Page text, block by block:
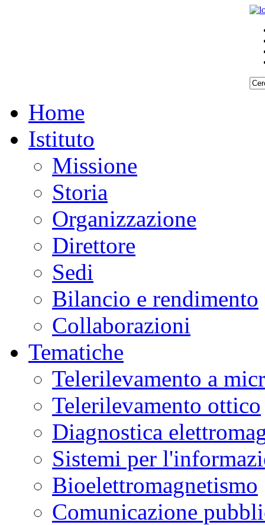
Home
Istituto
Missione
Storia
Organizzazione
Direttore
Sedi
Bilancio e rendimento
Collaborazioni
Tematiche
Telerilevamento a
Telerilevamento ottico
Diagnostica
Sistemi per
Bioelettromagnetismo
Comunicazione